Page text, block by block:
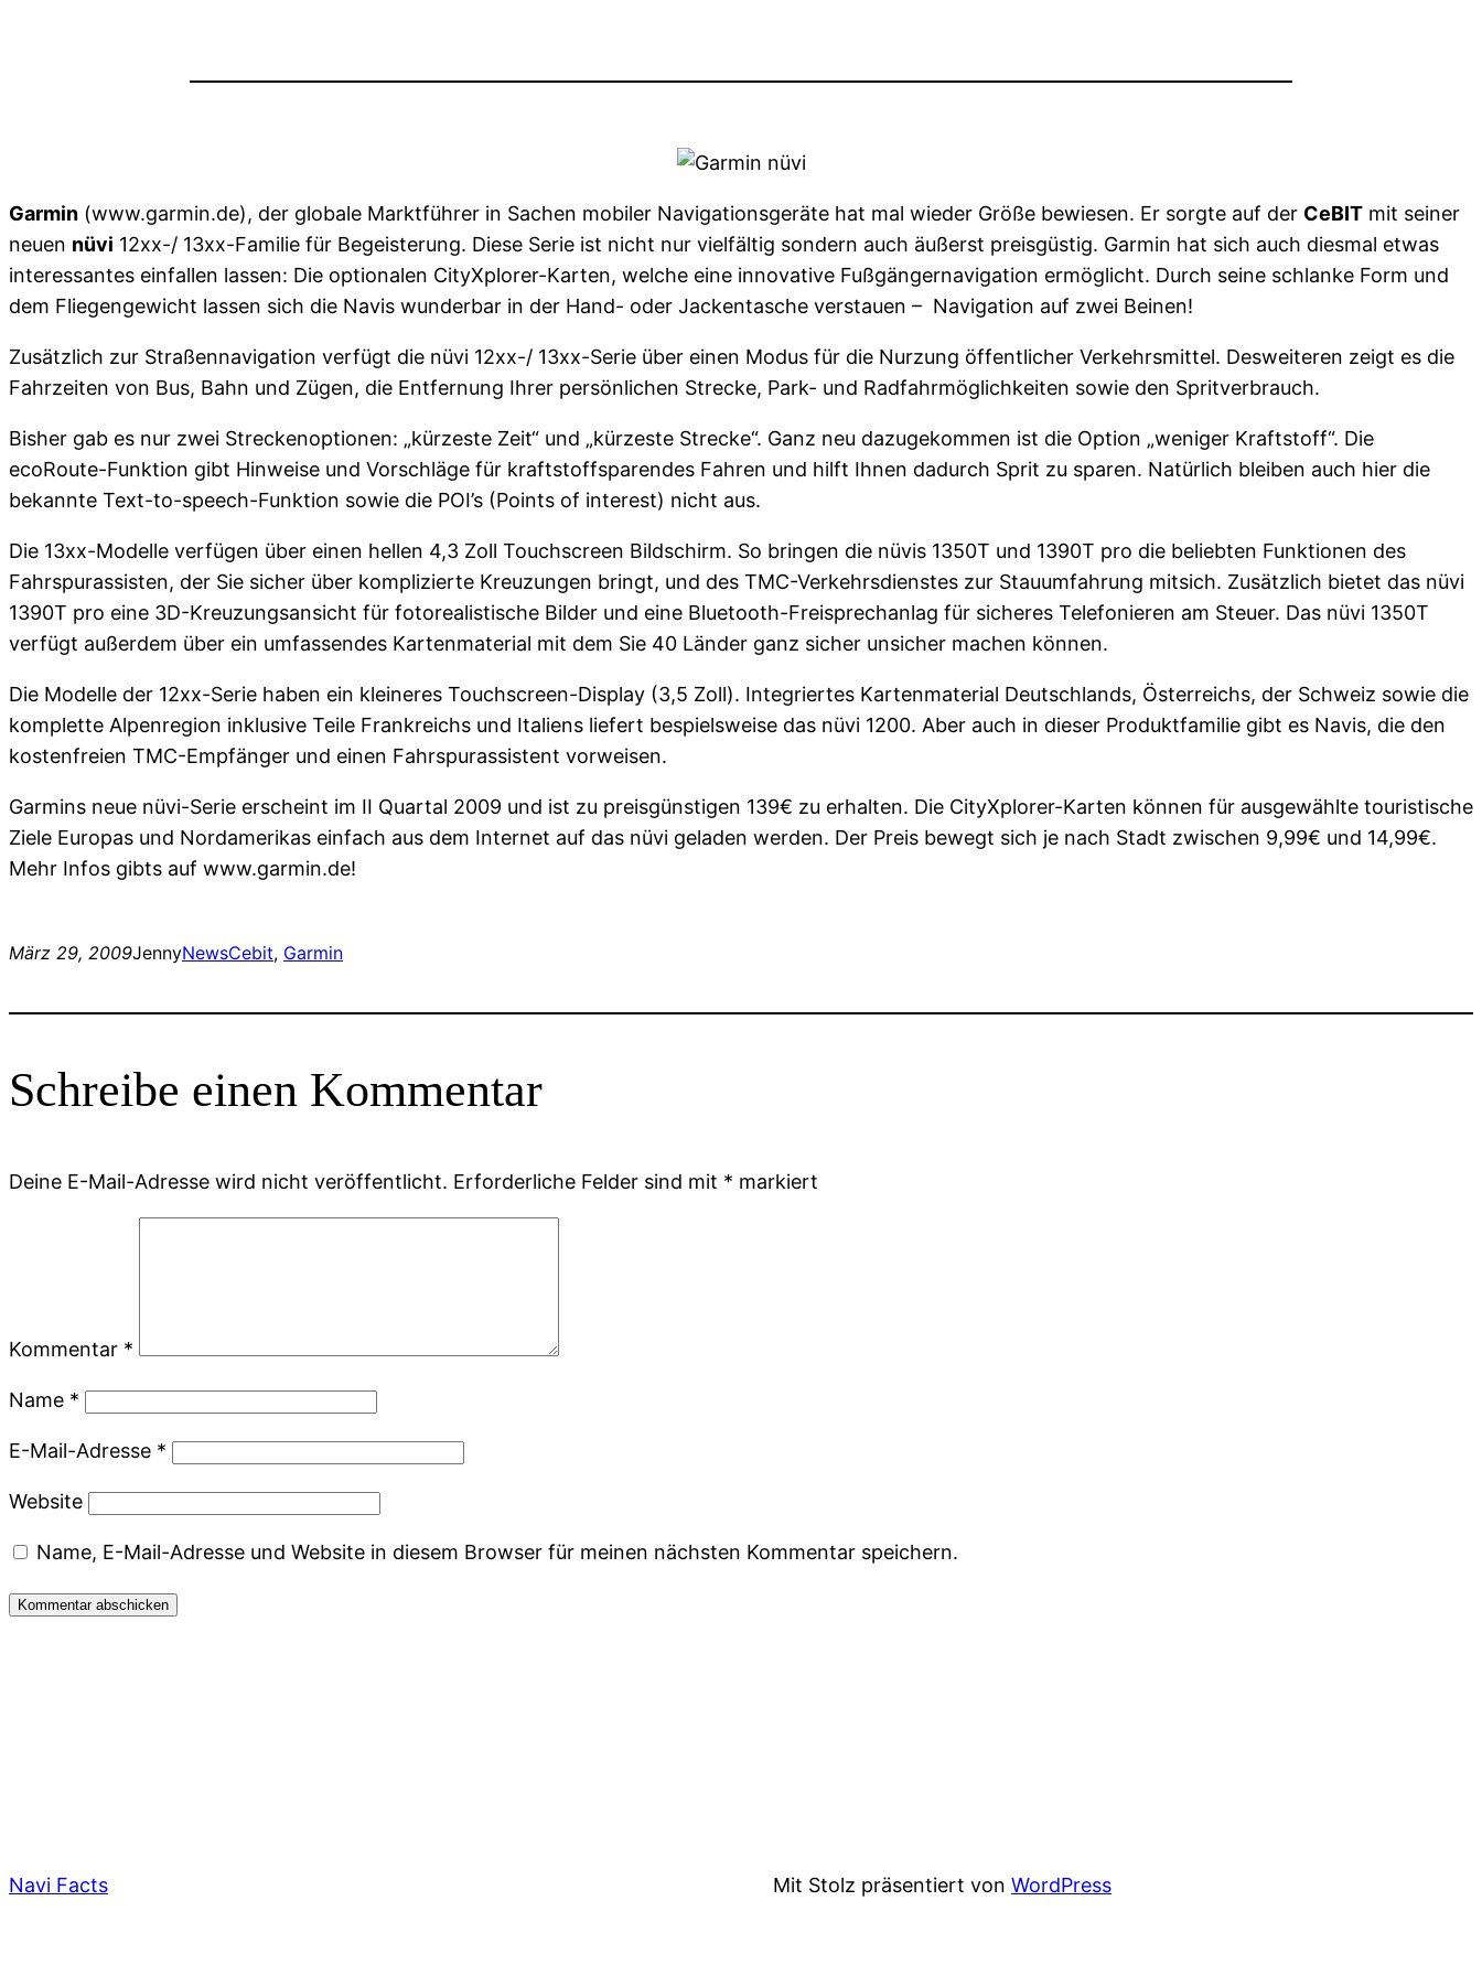
Garmin (www.garmin.de), der globale Marktführer in Sachen mobiler Navigationsgeräte hat mal wieder Größe bewiesen. Er sorgte auf der CeBIT mit seiner
neuen nüvi 12xx-/ 13xx-Familie für Begeisterung. Diese Serie ist nicht nur vielfältig sondern auch äußerst preisgüstig. Garmin hat sich auch diesmal etwas
interessantes einfallen lassen: Die optionalen CityXplorer-Karten, welche eine innovative Fußgängernavigation ermöglicht. Durch seine schlanke Form und
dem Fliegengewicht lassen sich die Navis wunderbar in der Hand- oder Jackentasche verstauen – Navigation auf zwei Beinen!
Zusätzlich zur Straßennavigation verfügt die nüvi 12xx-/ 13xx-Serie über einen Modus für die Nurzung öffentlicher Verkehrsmittel. Desweiteren zeigt es die
Fahrzeiten von Bus, Bahn und Zügen, die Entfernung Ihrer persönlichen Strecke, Park- und Radfahrmöglichkeiten sowie den Spritverbrauch.
Bisher gab es nur zwei Streckenoptionen: „kürzeste Zeit“ und „kürzeste Strecke“. Ganz neu dazugekommen ist die Option „weniger Kraftstoff“. Die
ecoRoute-Funktion gibt Hinweise und Vorschläge für kraftstoffsparendes Fahren und hilft Ihnen dadurch Sprit zu sparen. Natürlich bleiben auch hier die
bekannte Text-to-speech-Funktion sowie die POI’s (Points of interest) nicht aus.
Die 13xx-Modelle verfügen über einen hellen 4,3 Zoll Touchscreen Bildschirm. So bringen die nüvis 1350T und 1390T pro die beliebten Funktionen des
Fahrspurassisten, der Sie sicher über komplizierte Kreuzungen bringt, und des TMC-Verkehrsdienstes zur Stauumfahrung mitsich. Zusätzlich bietet das nüvi
1390T pro eine 3D-Kreuzungsansicht für fotorealistische Bilder und eine Bluetooth-Freisprechanlag für sicheres Telefonieren am Steuer. Das nüvi 1350T
verfügt außerdem über ein umfassendes Kartenmaterial mit dem Sie 40 Länder ganz sicher unsicher machen können.
Die Modelle der 12xx-Serie haben ein kleineres Touchscreen-Display (3,5 Zoll). Integriertes Kartenmaterial Deutschlands, Österreichs, der Schweiz sowie die
komplette Alpenregion inklusive Teile Frankreichs und Italiens liefert bespielsweise das nüvi 1200. Aber auch in dieser Produktfamilie gibt es Navis, die den
kostenfreien TMC-Empfänger und einen Fahrspurassistent vorweisen.
Garmins neue nüvi-Serie erscheint im II Quartal 2009 und ist zu preisgünstigen 139€ zu erhalten. Die CityXplorer-Karten können für ausgewählte touristische
Ziele Europas und Nordamerikas einfach aus dem Internet auf das nüvi geladen werden. Der Preis bewegt sich je nach Stadt zwischen 9,99€ und 14,99€.
Mehr Infos gibts auf www.garmin.de!
März 29, 2009JennyNewsCebit, Garmin
Schreibe einen Kommentar
Deine E-Mail-Adresse wird nicht veröffentlicht. Erforderliche Felder sind mit * markiert
Kommentar *
Name *
E-Mail-Adresse *
Website
Name, E-Mail-Adresse und Website in diesem Browser für meinen nächsten Kommentar speichern.
Navi Facts Mit Stolz präsentiert von WordPress